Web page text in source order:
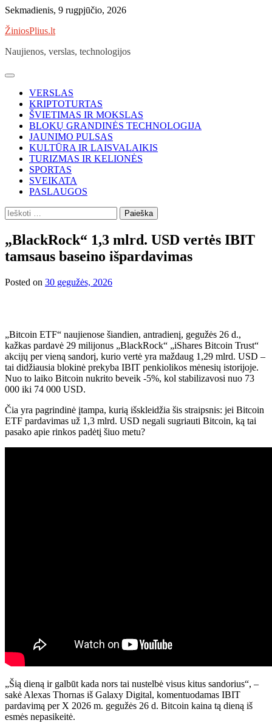
Skip
content
Sekmadienis, 9 rugpjūčio, 2026
ŽiniosPlius.lt
Naujienos, verslas, technologijos
VERSLAS
KRIPTOTURTAS
ŠVIETIMAS IR MOKSLAS
BLOKŲ GRANDINĖS TECHNOLOGIJA
JAUNIMO PULSAS
KULTŪRA IR LAISVALAIKIS
TURIZMAS IR KELIONĖS
SPORTAS
SVEIKATA
PASLAUGOS
Ieškoti:
„BlackRock“ 1,3 mlrd. USD vertės IBIT
tamsaus baseino išpardavimas
Posted on 30 gegužės, 2026
„Bitcoin ETF“ naujienose šiandien, antradienį, gegužės 26 d.,
kažkas pardavė 29 milijonus „BlackRock“ „iShares Bitcoin Trust“
akcijų per vieną sandorį, kurio vertė yra maždaug 1,29 mlrd. USD –
tai didžiausia blokinė prekyba IBIT penkiolikos mėnesių istorijoje.
Nuo to laiko Bitcoin nukrito beveik -5%, kol stabilizavosi nuo 73
000 iki 74 000 USD.
Čia yra pagrindinė įtampa, kurią išskleidžia šis straipsnis: jei Bitcoin
ETF pardavimas už 1,3 mlrd. USD negali sugriauti Bitcoin, ką tai
pasako apie rinkos padėtį šiuo metu?
„Šią dieną ir galbūt kada nors tai nustelbė visus kitus sandorius“, –
sakė Alexas Thornas iš Galaxy Digital, komentuodamas IBIT
pardavimą per X 2026 m. gegužės 26 d. Bitcoin kaina tą dieną iš
esmės nepasikeitė.